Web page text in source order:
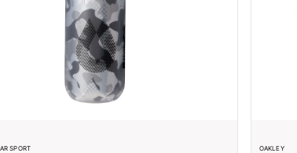
SPORT OAKLEY